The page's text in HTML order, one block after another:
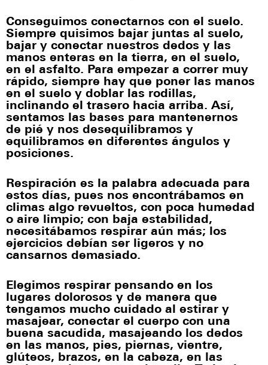
Conseguimos conectarnos con el suelo.
Siempre quisimos bajar juntas al suelo,
bajar y conectar nuestros dedos y las
manos enteras en la tierra, en el suelo,
en el asfalto. Para empezar a correr muy
rápido, siempre hay que poner las manos
en el suelo y doblar las rodillas,
inclinando el trasero hacia arriba. Así,
sentamos las bases para mantenernos
de pié y nos desequilibramos y
equilibramos en diferentes ángulos y
posiciones.
Respiración es la palabra adecuada para
estos días, pues nos encontrábamos en
climas algo revueltos, con poca humedad
o aire limpio; con baja estabilidad,
necesitábamos respirar aún más; los
ejercicios debían ser ligeros y no
cansarnos demasiado.
Elegimos respirar pensando en los
lugares dolorosos y de manera que
tengamos mucho cuidado al estirar y
masajear, conectar el cuerpo con una
buena sacudida, masajeando los dedos
en las manos, pies, piernas, vientre,
glúteos, brazos, en la cabeza, en las